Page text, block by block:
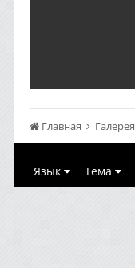
Главная Галерея
Язык Тема